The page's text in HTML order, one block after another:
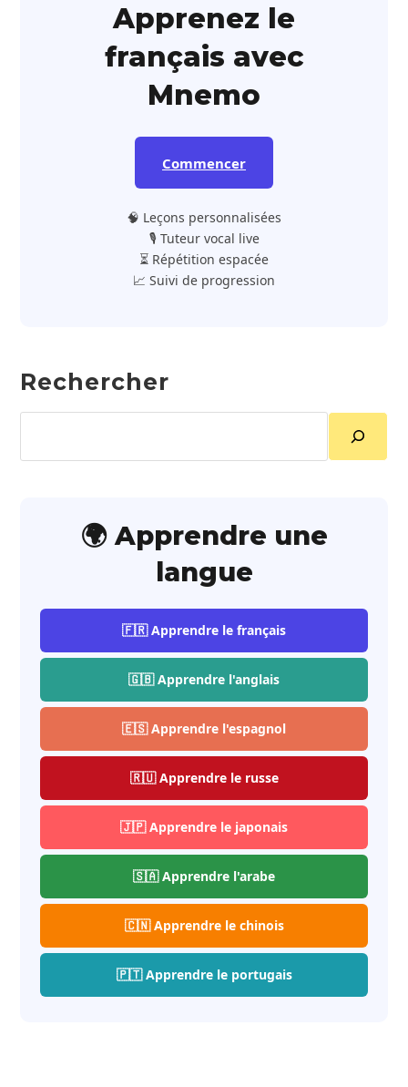
Apprenez le
français avec
Mnemo
Commencer
🧠 Leçons personnalisées
🎙️ Tuteur vocal live
⏳ Répétition espacée
📈 Suivi de progression
Rechercher
🌍 Apprendre une
langue
🇫🇷 Apprendre le français
🇬🇧 Apprendre l'anglais
🇪🇸 Apprendre l'espagnol
🇷🇺 Apprendre le russe
🇯🇵 Apprendre le japonais
🇸🇦 Apprendre l'arabe
🇨🇳 Apprendre le chinois
🇵🇹 Apprendre le portugais